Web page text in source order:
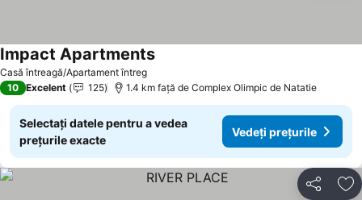
Casă întreagă/Apartament întreg
Impact Apartments
10 Excelent 125 1.4 km faţă de Complex Olimpic de Natatie
Selectați datele pentru a vedea
prețurile exacte
Vedeți prețurile
Distribuiți